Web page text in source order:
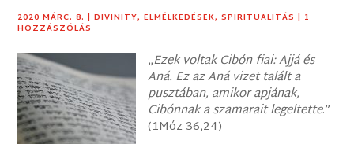
2020 MÁRC. 8. |DIVINITY,ELMÉLKEDÉSEK,SPIRITUALITÁS | 1
HOZZÁSZÓLÁS
„Ezek voltak Cibón fiai: Ajjá és
Aná. Ez az Aná vizet talált a
pusztában, amikor apjának,
Cibónnak a szamarait legeltette.”
(1Móz 36,24)